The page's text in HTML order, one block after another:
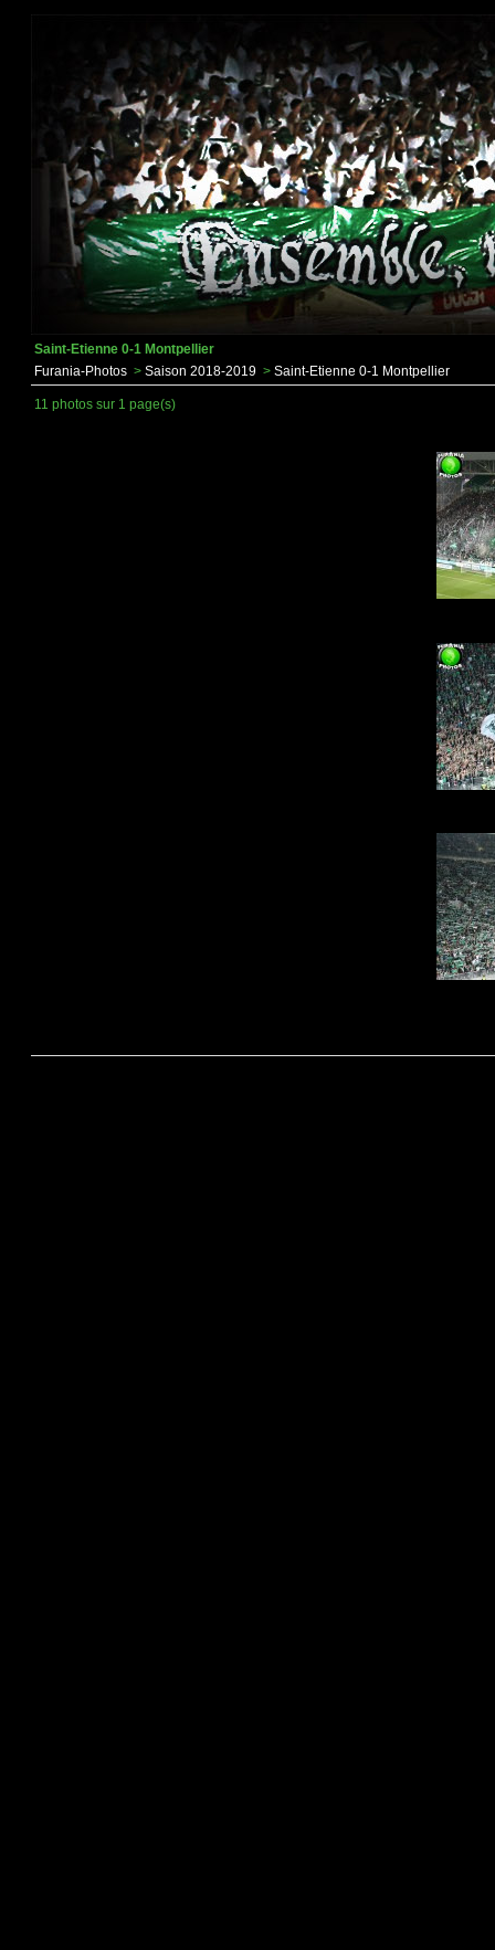
Saint-Etienne 0-1 Montpellier
Furania-Photos > Saison 2018-2019 > Saint-Etienne 0-1 Montpellier
11 photos sur 1 page(s)